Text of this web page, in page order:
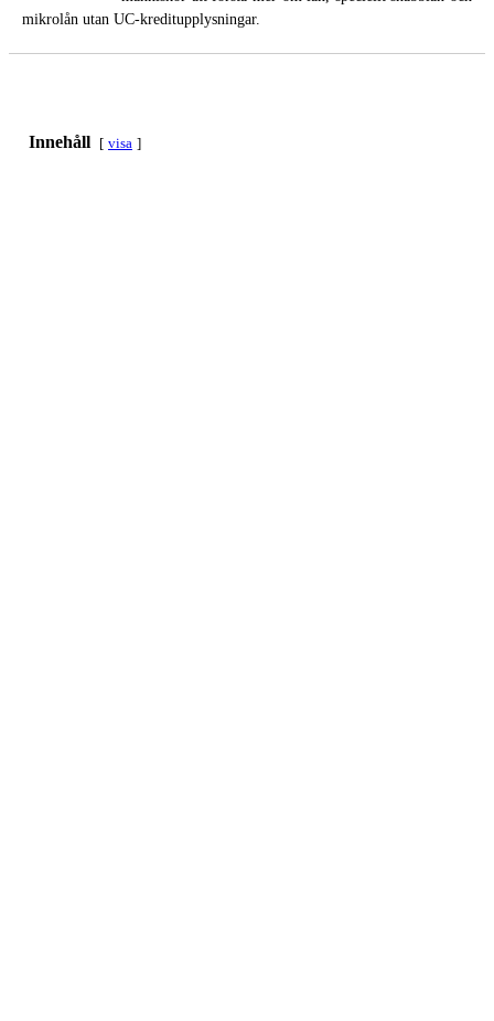
mikrolån utan UC-kreditupplysningar.
Innehåll visa